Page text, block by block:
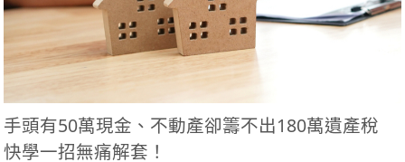
手頭有50萬現金、不動產卻籌不出180萬遺產稅
快學一招無痛解套！